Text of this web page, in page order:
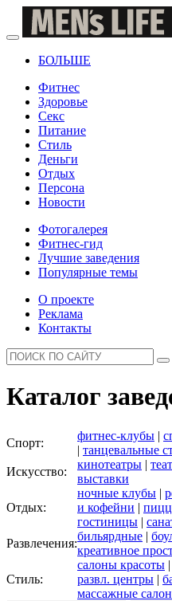
БОЛЬШЕ
Фитнес
Здоровье
Секс
Питание
Стиль
Деньги
Отдых
Персона
Новости
Фотогалерея
Фитнес-гид
Лучшие заведения
Популярные темы
О проекте
Реклама
Контакты
Каталог
Спорт:
фитнес-клубы |
| танцевальные
Искусство:
кинотеатры |
выставки
Отдых:
ночные клубы |
и кофейни |
гостиницы |
Развлечения:
бильярдные |
креативное
Стиль:
салоны красоты |
развл. центры |
массажные